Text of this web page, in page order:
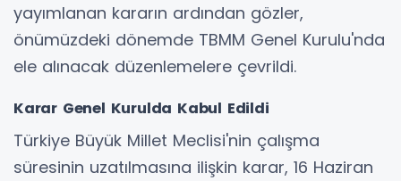
yayımlanan kararın ardından gözler,
önümüzdeki dönemde TBMM Genel Kurulu'nda
ele alınacak düzenlemelere çevrildi.
Karar Genel Kurulda Kabul Edildi
Türkiye Büyük Millet Meclisi'nin çalışma
süresinin uzatılmasına ilişkin karar, 16 Haziran